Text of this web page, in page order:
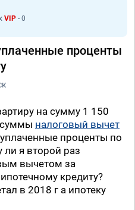
VIP - 0
проценты
на сумму 1 150
суммы налоговый вычет
проценты по
ли я второй раз
вычетом за
кредиту?
в 2018 г а ипотеку